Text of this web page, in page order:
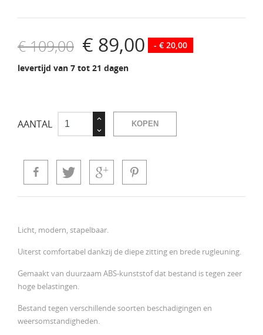
€ 109,00 € 89,00 - € 20,00
levertijd van 7 tot 21 dagen
AANTAL KOPEN
Licht, modern, stapelbaar.
Uiterst comfortabel dankzij de diepe zitting en brede rugleuning.
Gemaakt van duurzaam ABS-kunststof dat bestand is tegen zeer
hoge belastingen.
Bestand tegen verschillende soorten beschadigingen en
weersomstandigheden.